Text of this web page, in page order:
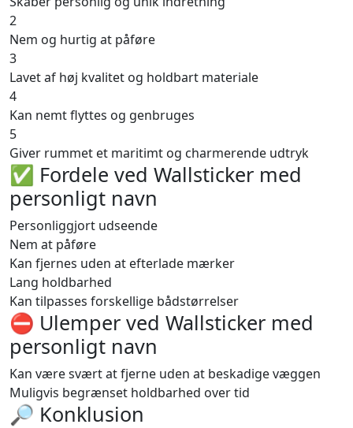
2
Nem og hurtig at påføre
3
Lavet af høj kvalitet og holdbart materiale
4
Kan nemt flyttes og genbruges
5
Giver rummet et maritimt og charmerende udtryk
✅ Fordele ved Wallsticker med
personligt navn
Personliggjort udseende
Nem at påføre
Kan fjernes uden at efterlade mærker
Lang holdbarhed
Kan tilpasses forskellige bådstørrelser
⛔️ Ulemper ved Wallsticker med
personligt navn
Kan være svært at fjerne uden at beskadige væggen
Muligvis begrænset holdbarhed over tid
🔎 Konklusion